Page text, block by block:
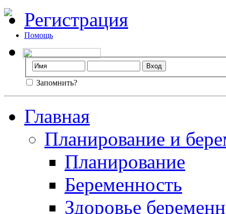
Регистрация
Помощь
Запомнить?
Главная
Планирование и
Планирование
Беременность
Здоровье